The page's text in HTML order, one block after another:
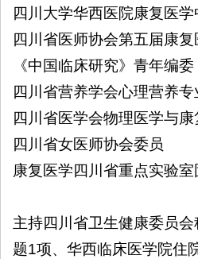
四川大学华西医院康复医
四川省医师协会第五届康
《中国临床研究》青年编委
四川省营养学会心理营养
四川省医学会物理医学与
四川省女医师协会委员
康复医学四川省重点实验室
主持四川省卫生健康委员会
题1项、华西临床医学院住